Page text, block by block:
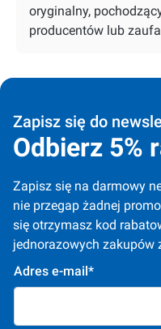
oryginalny,
producentów lub
Zapisz się do
Odbierz 5%
Zapisz się na darmowy
nie przegap żadnej
się otrzymasz kod
jednorazowych zakupów
Adres e-mail*